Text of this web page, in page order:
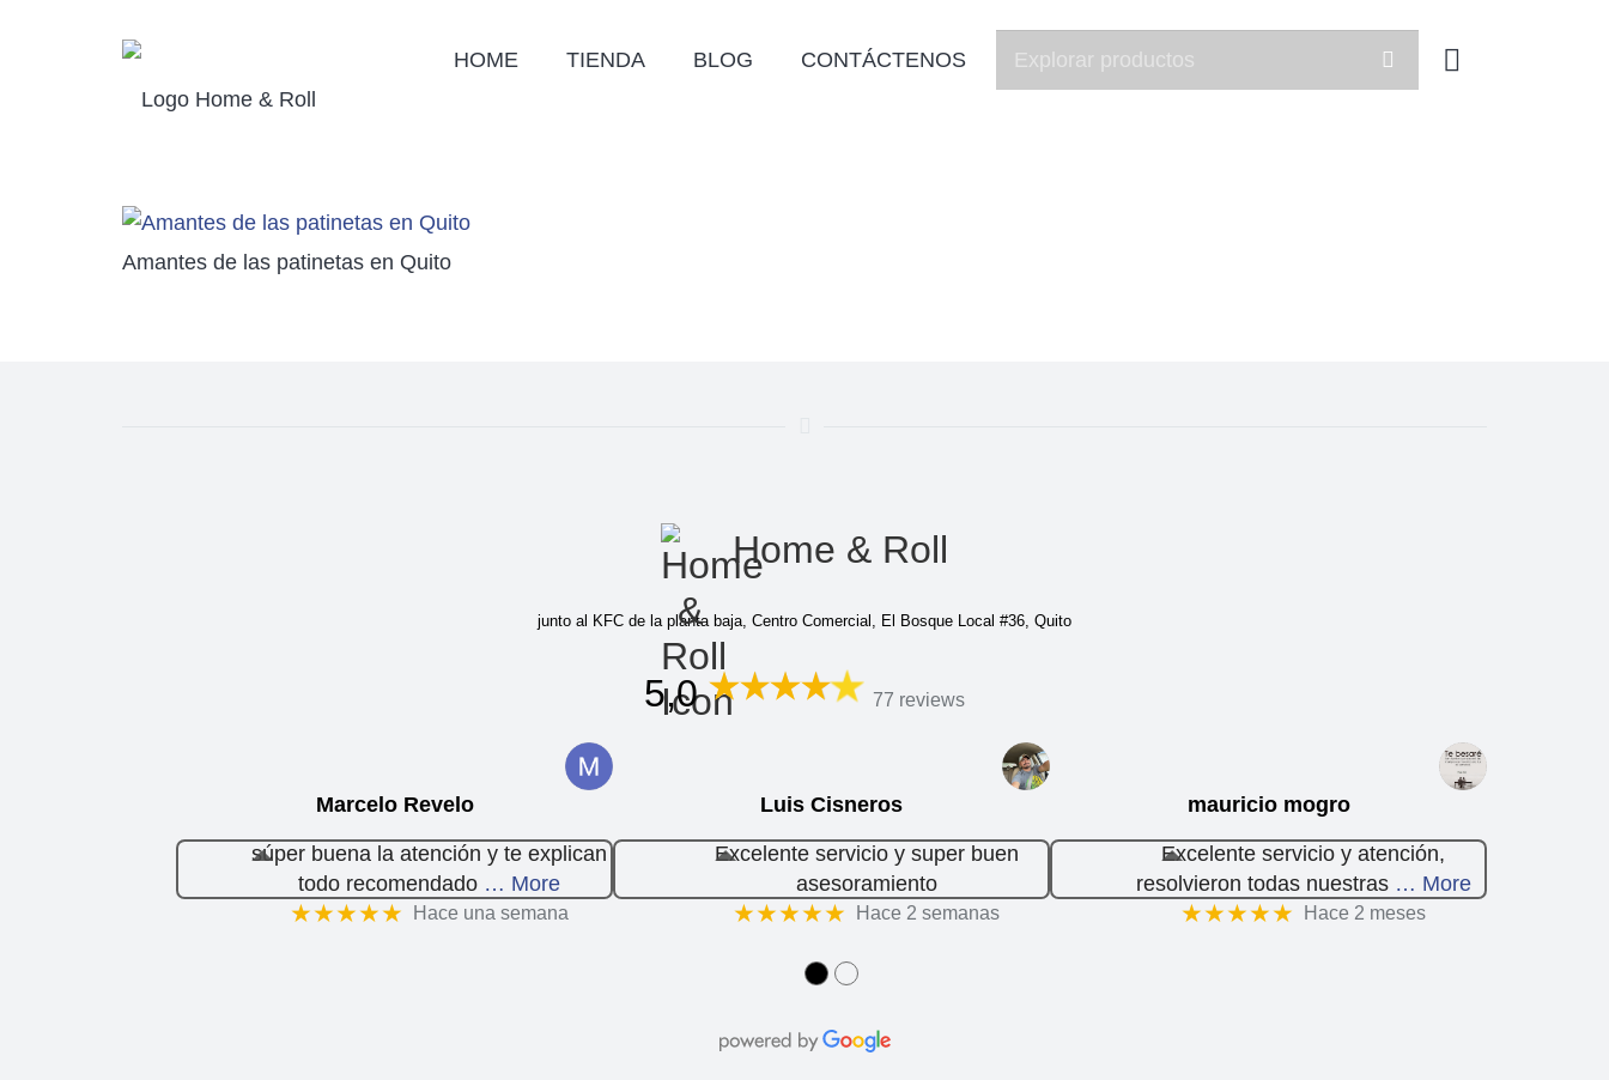
HOME TIENDA BLOG CONTÁCTENOS
Amantes de las patinetas en Quito
Home & Roll
junto al KFC de la planta baja, Centro Comercial, El Bosque Local #36, Quito
5,0 77 reviews
Marcelo Revelo
súper buena la atención y te explican
todo recomendado … More
★★★★★ Hace una semana
Luis Cisneros
Excelente servicio y super buen
asesoramiento
★★★★★ Hace 2 semanas
mauricio mogro
Excelente servicio y atención,
resolvieron todas nuestras … More
★★★★★ Hace 2 meses
●●